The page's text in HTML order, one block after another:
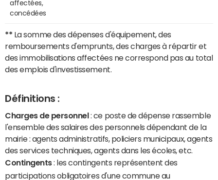
affectées,
concédées
** La somme des dépenses d'équipement, des
remboursements d'emprunts, des charges à répartir et
des immobilisations affectées ne correspond pas au total
des emplois d'investissement.
Définitions :
Charges de personnel : ce poste de dépense rassemble
l'ensemble des salaires des personnels dépendant de la
mairie : agents administratifs, policiers municipaux, agents
des services techniques, agents dans les écoles, etc.
Contingents: les contingents représentent des
participations obligatoires d'une commune au